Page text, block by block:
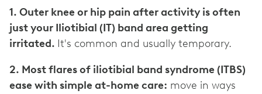
1. Outer knee or hip pain after activity is often
just your Iliotibial (IT) band area getting
irritated. It's common and usually temporary.
2. Most flares of iliotibial band syndrome (ITBS)
ease with simple at-home care: move in ways